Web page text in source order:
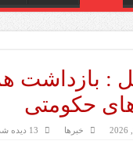
:
حکومتی
خبرها 13 دیده شده